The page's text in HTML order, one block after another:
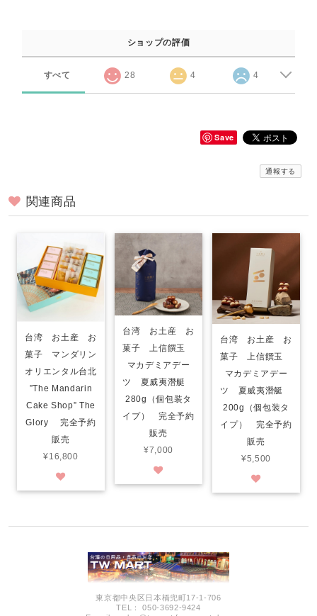
ショップの評価
すべて 28 4 4
Save
通報する
関連商品
台湾 お土産 お
菓子 マンダリン
オリエンタル台北
”The Mandarin
Cake Shop” The
Glory 完全予約
販売
¥16,800
台湾 お土産 お
菓子 上信饌玉
マカデミアデー
ツ 夏威夷潛艇
280g（個包装タ
イプ） 完全予約
販売
¥7,000
台湾 お土産 お
菓子 上信饌玉
マカデミアデー
ツ 夏威夷潛艇
200g（個包装タ
イプ） 完全予約
販売
¥5,500
東京都中央区日本橋兜町17-1-706
TEL： 050-3692-9424